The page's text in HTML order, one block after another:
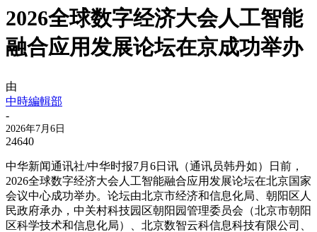
2026全球数字经济大会人工智能
融合应用发展论坛在京成功举办
由
中時編輯部
-
2026年7月6日
24640
中华新闻通讯社/中华时报7月6日讯（通讯员韩丹如）日前，
2026全球数字经济大会人工智能融合应用发展论坛在北京国家
会议中心成功举办。论坛由北京市经济和信息化局、朝阳区人
民政府承办，中关村科技园区朝阳园管理委员会（北京市朝阳
区科学技术和信息化局）、北京数智云科信息科技有限公司、